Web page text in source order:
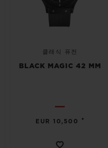
클래식 퓨전
BLACK MAGIC 42 MM
EUR 10,500 •